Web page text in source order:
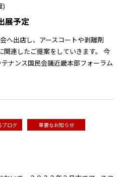
)
展予定
へ出店し、アースコートや剥離剤
関連したご提案をしていきます。 今
ナンス国民会議近畿本部フォーラム
ブログ 重要なお知らせ